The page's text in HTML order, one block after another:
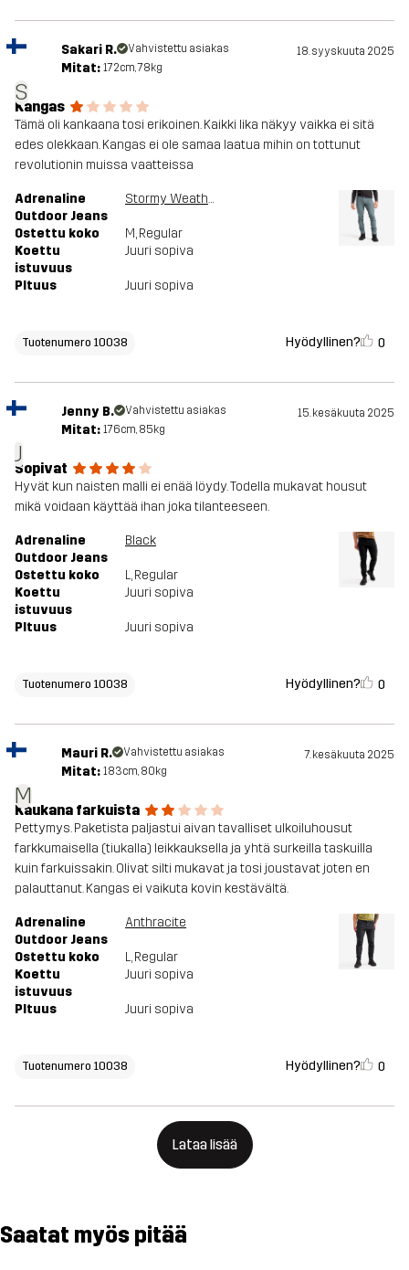
S
Sakari R. Vahvistettu asiakas 18. syyskuuta 2025
Mitat: 172cm, 78kg
Kangas
Tämä oli kankaana tosi erikoinen. Kaikki lika näkyy vaikka ei sitä
edes olekkaan. Kangas ei ole samaa laatua mihin on tottunut
revolutionin muissa vaatteissa
Adrenaline
Outdoor Jeans
Stormy Weather
Ostettu koko M, Regular
Koettu
istuvuus
Juuri sopiva
PItuus Juuri sopiva
Tuotenumero 10038 Hyödyllinen? 0
J
Jenny B. Vahvistettu asiakas 15. kesäkuuta 2025
Mitat: 176cm, 85kg
Sopivat
Hyvät kun naisten malli ei enää löydy. Todella mukavat housut
mikä voidaan käyttää ihan joka tilanteeseen.
Adrenaline
Outdoor Jeans
Black
Ostettu koko L, Regular
Koettu
istuvuus
Juuri sopiva
PItuus Juuri sopiva
Tuotenumero 10038 Hyödyllinen? 0
M
Mauri R. Vahvistettu asiakas 7. kesäkuuta 2025
Mitat: 183cm, 80kg
Kaukana farkuista
Pettymys. Paketista paljastui aivan tavalliset ulkoiluhousut
farkkumaisella (tiukalla) leikkauksella ja yhtä surkeilla taskuilla
kuin farkuissakin. Olivat silti mukavat ja tosi joustavat joten en
palauttanut. Kangas ei vaikuta kovin kestävältä.
Adrenaline
Outdoor Jeans
Anthracite
Ostettu koko L, Regular
Koettu
istuvuus
Juuri sopiva
PItuus Juuri sopiva
Tuotenumero 10038 Hyödyllinen? 0
Lataa lisää
Saatat myös pitää